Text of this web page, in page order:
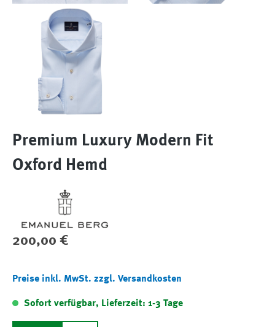
Premium Luxury Modern Fit
Oxford Hemd
Regulärer Preis:
200,00 €
Preise inkl. MwSt. zzgl. Versandkosten
Sofort verfügbar, Lieferzeit: 1-3 Tage